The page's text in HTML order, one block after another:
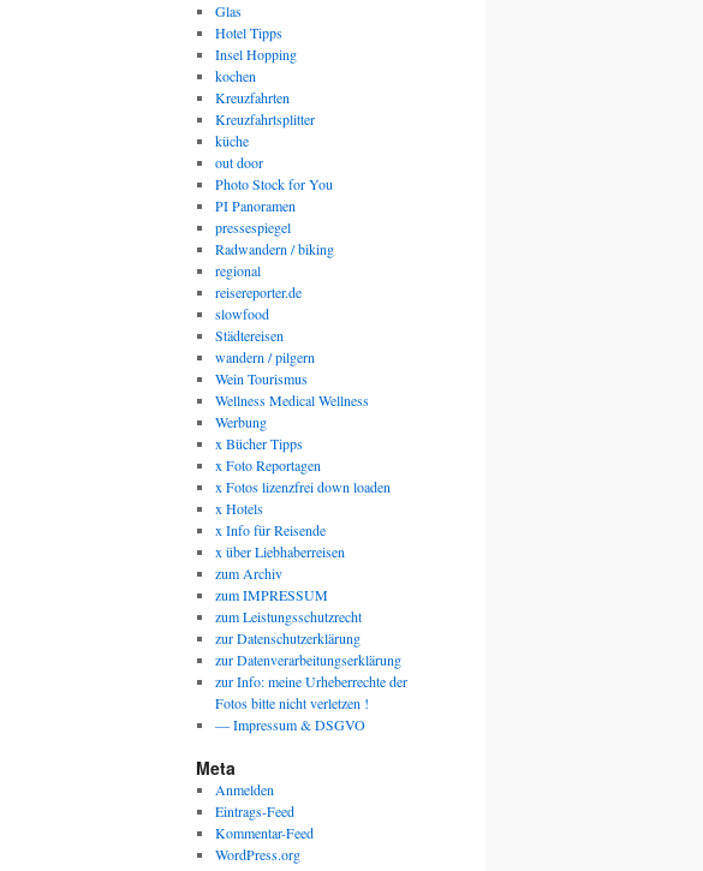
Glas
Hotel Tipps
Insel Hopping
kochen
Kreuzfahrten
Kreuzfahrtsplitter
küche
out door
Photo Stock for You
PI Panoramen
pressespiegel
Radwandern / biking
regional
reisereporter.de
slowfood
Städtereisen
wandern / pilgern
Wein Tourismus
Wellness Medical Wellness
Werbung
x Bücher Tipps
x Foto Reportagen
x Fotos lizenzfrei down loaden
x Hotels
x Info für Reisende
x über Liebhaberreisen
zum Archiv
zum IMPRESSUM
zum Leistungsschutzrecht
zur Datenschutzerklärung
zur Datenverarbeitungserklärung
zur Info: meine Urheberrechte der
Fotos bitte nicht verletzen !
— Impressum & DSGVO
Meta
Anmelden
Eintrags-Feed
Kommentar-Feed
WordPress.org